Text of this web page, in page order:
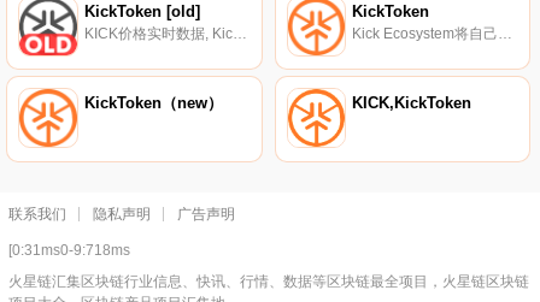
KickToken [old]
KICK价格实时数据, Kick Ecosystem将自己描述为一套金融科技工具,为来自世界各地的每一位用户提供“一站式服务”。这些工具旨在满足所有财务需求。KickToken作为一种中心货币,驻留在以太坊平台上.
KickToken
KickToken（new） KICK,KickToken
联系我们 隐私声明 广告声明
[0:31ms0-9:718ms
火星链汇集区块链行业信息、快讯、行情、数据等区块链最全项目，火星链区块链